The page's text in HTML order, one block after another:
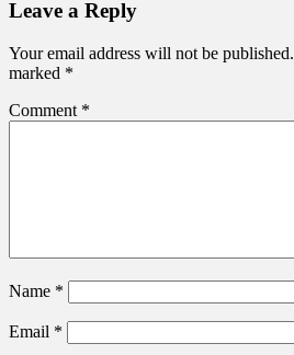
Leave a Reply
Your email address will not be published.
marked *
Comment *
Name *
Email *